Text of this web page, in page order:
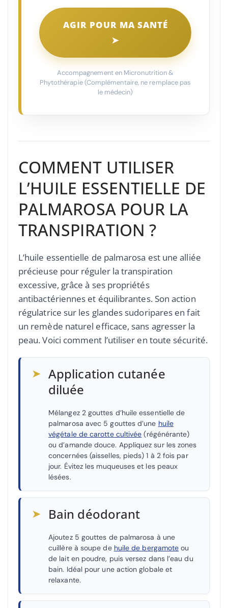
AGIR POUR MA SANTÉ
➤
Accompagnement en Micronutrition &
Phytothérapie (Complémentaire, ne remplace pas
le médecin)
COMMENT UTILISER
L’HUILE ESSENTIELLE DE
PALMAROSA POUR LA
TRANSPIRATION ?
L’huile essentielle de palmarosa est une alliée
précieuse pour réguler la transpiration
excessive, grâce à ses propriétés
antibactériennes et équilibrantes. Son action
régulatrice sur les glandes sudoripares en fait
un remède naturel efficace, sans agresser la
peau. Voici comment l’utiliser en toute sécurité.
➤ Application cutanée
diluée
Mélangez 2 gouttes d’huile essentielle de
palmarosa avec 5 gouttes d’une huile
végétale de carotte cultivée (régénérante)
ou d’amande douce. Appliquez sur les zones
concernées (aisselles, pieds) 1 à 2 fois par
jour. Évitez les muqueuses et les peaux
lésées.
➤ Bain déodorant
Ajoutez 5 gouttes de palmarosa à une
cuillère à soupe de huile de bergamote ou
de lait en poudre, puis versez dans l’eau du
bain. Idéal pour une action globale et
relaxante.